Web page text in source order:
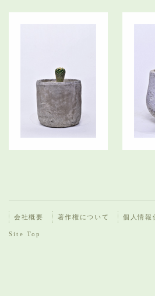
会社概要 著作権について 個人情報
Site Top